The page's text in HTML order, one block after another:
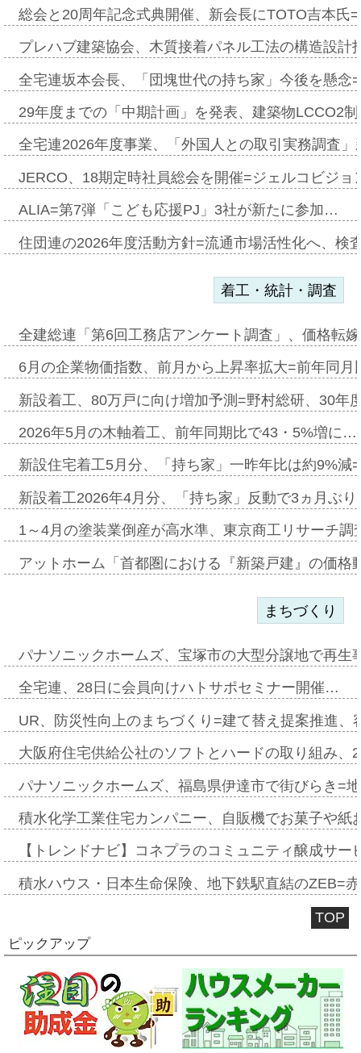
総会と20周年記念式典開催、新会長にTOTO吉本氏
プレハブ建築協会、木質接着パネル工法の構造設
全宅連坂本会長、「団塊世代の持ち家」今後を懸
29年度までの「中期計画」を発表、建築物LCCO2
全宅連2026年度事業、「外国人との取引実務調査
JERCO、18期定時社員総会を開催=ジェルコビジ
ALIA=第7弾「こども応援PJ」3社が新たに参加…
住団連の2026年度活動方針=流通市場活性化へ、検
着工・統計・調査
全建総連「第6回工務店アンケート調査」、価格転
6月の企業物価指数、前月から上昇率拡大=前年同
新設着工、80万戸に向け増加予測=野村総研、30年
2026年5月の木軸着工、前年同期比で43・5%増に…
新設住宅着工5月分、「持ち家」一昨年比は約9%
新設着工2026年4月分、「持ち家」反動で3ヵ月ぶ
1～4月の塗装業倒産が高水準、東京商工リサーチ
アットホーム「首都圏における『新築戸建』の価
まちづくり
パナソニックホームズ、宝塚市の大型分譲地で再
全宅連、28日に会員向けハトサポセミナー開催…
UR、防災性向上のまちづくり=建て替え提案推進
大阪府住宅供給公社のソフトとハードの取り組み
パナソニックホームズ、福島県伊達市で街びらき=
積水化学工業住宅カンパニー、自販機でお菓子や
【トレンドナビ】コネプラのコミュニティ醸成サ
積水ハウス・日本生命保険、地下鉄駅直結のZEB=
TOP
ピックアップ